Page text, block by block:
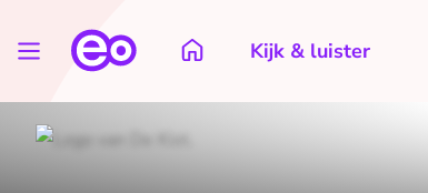
Kijk & luister